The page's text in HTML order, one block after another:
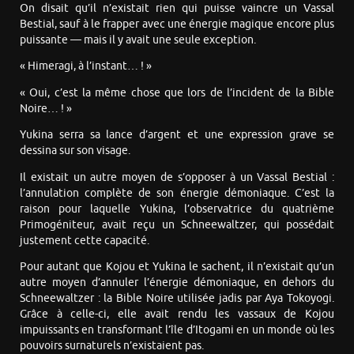
On disait qu’il n’existait rien qui puisse vaincre un Vassal
Bestial, sauf à le frapper avec une énergie magique encore plus
puissante — mais il y avait une seule exception.
« Himeragi, à l’instant… ! »
« Oui, c’est la même chose que lors de l’incident de la Bible
Noire… ! »
Yukina serra sa lance d’argent et une expression grave se
dessina sur son visage.
Il existait un autre moyen de s’opposer à un Vassal Bestial :
l’annulation complète de son énergie démoniaque. C’est la
raison pour laquelle Yukina, l’observatrice du quatrième
Primogéniteur, avait reçu un Schneewaltzer, qui possédait
justement cette capacité.
Pour autant que Kojou et Yukina le sachent, il n’existait qu’un
autre moyen d’annuler l’énergie démoniaque, en dehors du
Schneewaltzer : la Bible Noire utilisée jadis par Aya Tokoyogi.
Grâce à celle-ci, elle avait rendu les vassaux de Kojou
impuissants en transformant l’île d’Itogami en un monde où les
pouvoirs surnaturels n’existaient pas.